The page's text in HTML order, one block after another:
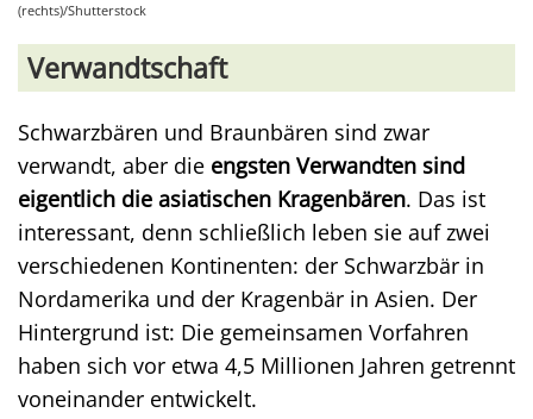
(rechts)/Shutterstock
Verwandtschaft
Schwarzbären und Braunbären sind zwar
verwandt, aber die engsten Verwandten sind
eigentlich die asiatischen Kragenbären. Das ist
interessant, denn schließlich leben sie auf zwei
verschiedenen Kontinenten: der Schwarzbär in
Nordamerika und der Kragenbär in Asien. Der
Hintergrund ist: Die gemeinsamen Vorfahren
haben sich vor etwa 4,5 Millionen Jahren getrennt
voneinander entwickelt.